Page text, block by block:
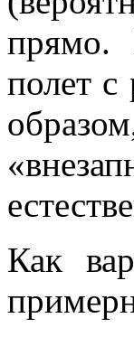
прямо.
полет
Как